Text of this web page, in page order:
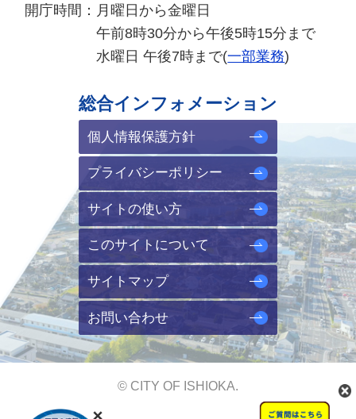
開庁時間： 月曜日から金曜日
午前8時30分から午後5時15分まで
水曜日 午後7時まで(一部業務)
総合インフォメーション
個人情報保護方針
プライバシーポリシー
サイトの使い方
このサイトについて
サイトマップ
お問い合わせ
© CITY OF ISHIOKA.